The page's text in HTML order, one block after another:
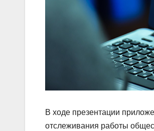
В ходе презентации
отслеживания работы